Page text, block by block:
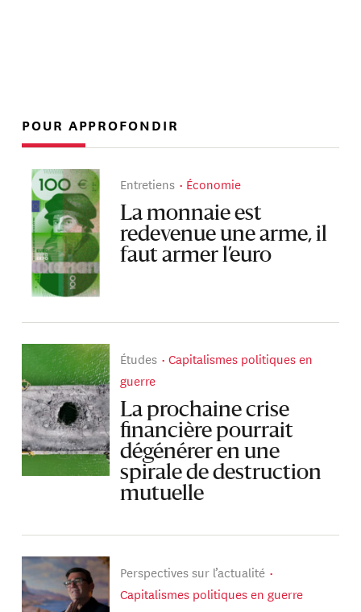
POUR APPROFONDIR
Entretiens Économie
La monnaie est
redevenue une arme, il
faut armer l’euro
Études
Capitalismes politiques en
guerre
La prochaine crise
financière pourrait
dégénérer en une
spirale de destruction
mutuelle
Perspectives sur l’actualité
Capitalismes politiques en guerre